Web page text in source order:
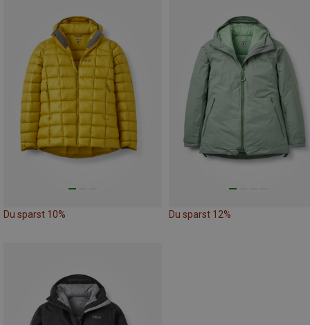
Du sparst 10% Du sparst 12%